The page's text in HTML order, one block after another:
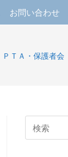
お問い合わせ
ＰＴＡ・保護者会